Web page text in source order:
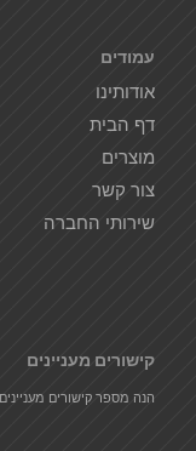
עמודים
אודותינו
דף הבית
מוצרים
צור קשר
שירותי החברה
קישורים מעניינים
הנה מספר קישורים